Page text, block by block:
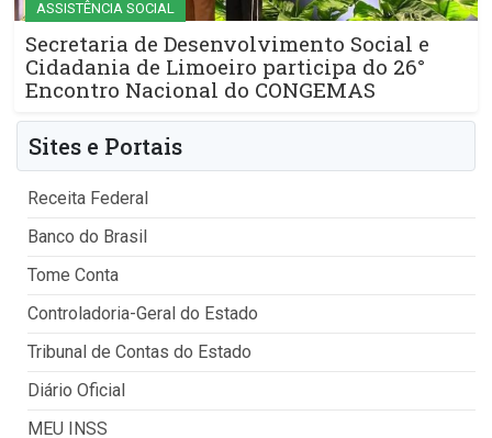
ASSISTÊNCIA SOCIAL
Secretaria de Desenvolvimento Social e
Cidadania de Limoeiro participa do 26°
Encontro Nacional do CONGEMAS
Sites e Portais
Receita Federal
Banco do Brasil
Tome Conta
Controladoria-Geral do Estado
Tribunal de Contas do Estado
Diário Oficial
MEU INSS